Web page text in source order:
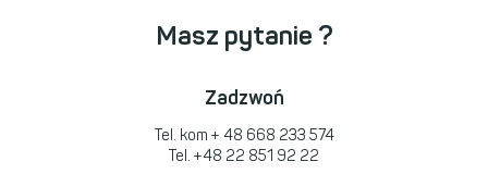
Masz pytanie ?
Zadzwoń
Tel. kom + 48 668 233 574
Tel. +48 22 851 92 22